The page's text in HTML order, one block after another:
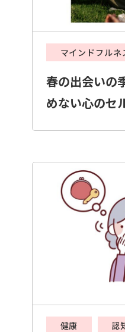
マインドフルネ
春の出会いの
めない心のセ
健康
認